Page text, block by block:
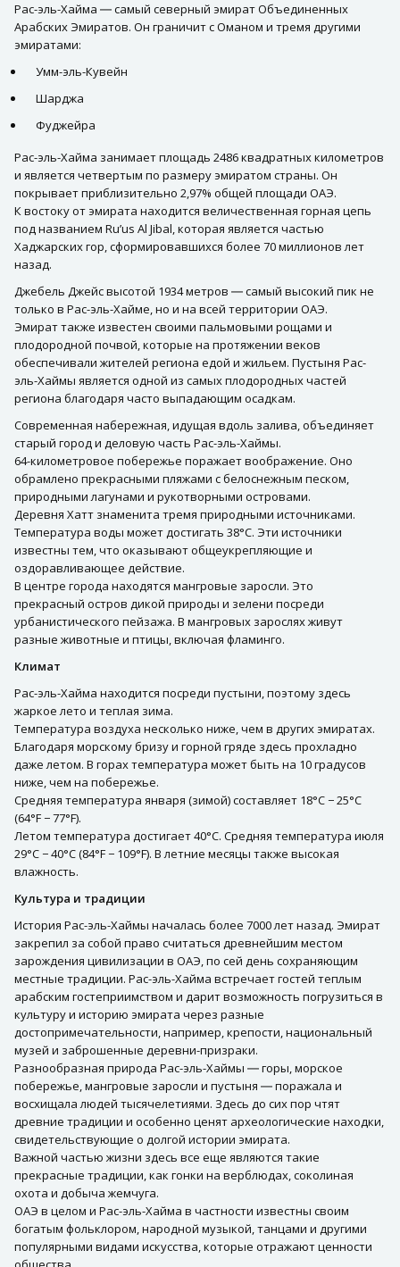
Рас-эль-Хайма ― самый северный эмират Объединенных
Арабских Эмиратов. Он граничит с Оманом и тремя другими
эмиратами:
Умм-эль-Кувейн
Шарджа
Фуджейра
Рас-эль-Хайма занимает площадь 2486 квадратных километров
и является четвертым по размеру эмиратом страны. Он
покрывает приблизительно 2,97% общей площади ОАЭ.
К востоку от эмирата находится величественная горная цепь
под названием Ru’us Al Jibal, которая является частью
Хаджарских гор, сформировавшихся более 70 миллионов лет
назад.
Джебель Джейс высотой 1934 метров ― самый высокий пик не
только в Рас-эль-Хайме, но и на всей территории ОАЭ.
Эмират также известен своими пальмовыми рощами и
плодородной почвой, которые на протяжении веков
обеспечивали жителей региона едой и жильем. Пустыня Рас-
эль-Хаймы является одной из самых плодородных частей
региона благодаря часто выпадающим осадкам.
Современная набережная, идущая вдоль залива, объединяет
старый город и деловую часть Рас-эль-Хаймы.
64-километровое побережье поражает воображение. Оно
обрамлено прекрасными пляжами с белоснежным песком,
природными лагунами и рукотворными островами.
Деревня Хатт знаменита тремя природными источниками.
Температура воды может достигать 38°C. Эти источники
известны тем, что оказывают общеукрепляющие и
оздоравливающее действие.
В центре города находятся мангровые заросли. Это
прекрасный остров дикой природы и зелени посреди
урбанистического пейзажа. В мангровых зарослях живут
разные животные и птицы, включая фламинго.
Климат
Рас-эль-Хайма находится посреди пустыни, поэтому здесь
жаркое лето и теплая зима.
Температура воздуха несколько ниже, чем в других эмиратах.
Благодаря морскому бризу и горной гряде здесь прохладно
даже летом. В горах температура может быть на 10 градусов
ниже, чем на побережье.
Средняя температура января (зимой) составляет 18°C − 25°C
(64°F − 77°F).
Летом температура достигает 40°C. Средняя температура июля
29°C − 40°C (84°F − 109°F). В летние месяцы также высокая
влажность.
Культура и традиции
История Рас-эль-Хаймы началась более 7000 лет назад. Эмират
закрепил за собой право считаться древнейшим местом
зарождения цивилизации в ОАЭ, по сей день сохраняющим
местные традиции. Рас-эль-Хайма встречает гостей теплым
арабским гостеприимством и дарит возможность погрузиться в
культуру и историю эмирата через разные
достопримечательности, например, крепости, национальный
музей и заброшенные деревни-призраки.
Разнообразная природа Рас-эль-Хаймы ― горы, морское
побережье, мангровые заросли и пустыня ― поражала и
восхищала людей тысячелетиями. Здесь до сих пор чтят
древние традиции и особенно ценят археологические находки,
свидетельствующие о долгой истории эмирата.
Важной частью жизни здесь все еще являются такие
прекрасные традиции, как гонки на верблюдах, соколиная
охота и добыча жемчуга.
ОАЭ в целом и Рас-эль-Хайма в частности известны своим
богатым фольклором, народной музыкой, танцами и другими
популярными видами искусства, которые отражают ценности